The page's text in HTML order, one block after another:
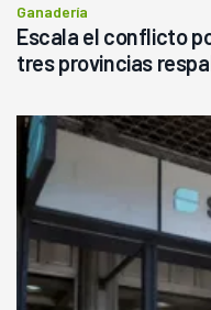
Ganadería
Escala el conflicto
tres provincias